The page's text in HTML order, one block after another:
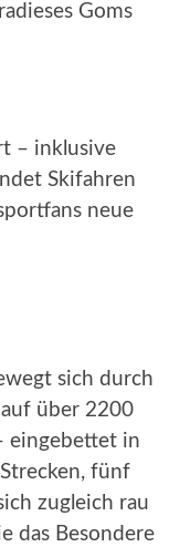
Goms
– inklusive
Skifahren
neue
sich durch
über 2200
eingebettet in
fünf
zugleich rau
das Besondere